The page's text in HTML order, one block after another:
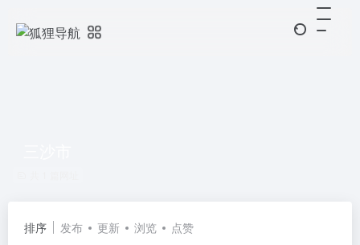
排序 发布 更新 浏览 点赞